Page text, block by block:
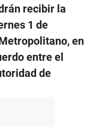
recibir la
1 de
en
entre el
de